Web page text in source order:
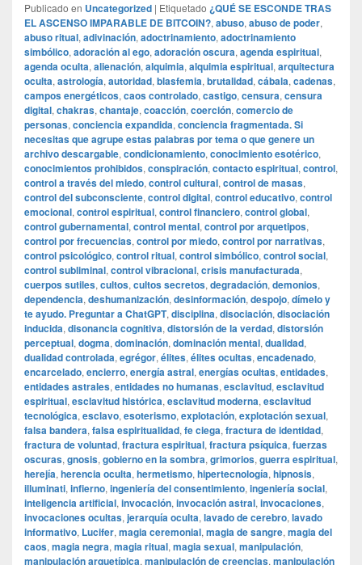
Publicado en Uncategorized | Etiquetado ¿QUÉ SE ESCONDE TRAS
EL ASCENSO IMPARABLE DE BITCOIN?, abuso, abuso de poder,
abuso ritual, adivinación, adoctrinamiento, adoctrinamiento
simbólico, adoración al ego, adoración oscura, agenda espiritual,
agenda oculta, alienación, alquimia, alquimia espiritual, arquitectura
oculta, astrología, autoridad, blasfemia, brutalidad, cábala, cadenas,
campos energéticos, caos controlado, castigo, censura, censura
digital, chakras, chantaje, coacción, coerción, comercio de
personas, conciencia expandida, conciencia fragmentada. Si
necesitas que agrupe estas palabras por tema o que genere un
archivo descargable, condicionamiento, conocimiento esotérico,
conocimientos prohibidos, conspiración, contacto espiritual, control,
control a través del miedo, control cultural, control de masas,
control del subconsciente, control digital, control educativo, control
emocional, control espiritual, control financiero, control global,
control gubernamental, control mental, control por arquetipos,
control por frecuencias, control por miedo, control por narrativas,
control psicológico, control ritual, control simbólico, control social,
control subliminal, control vibracional, crisis manufacturada,
cuerpos sutiles, cultos, cultos secretos, degradación, demonios,
dependencia, deshumanización, desinformación, despojo, dímelo y
te ayudo. Preguntar a ChatGPT, disciplina, disociación, disociación
inducida, disonancia cognitiva, distorsión de la verdad, distorsión
perceptual, dogma, dominación, dominación mental, dualidad,
dualidad controlada, egrégor, élites, élites ocultas, encadenado,
encarcelado, encierro, energía astral, energías ocultas, entidades,
entidades astrales, entidades no humanas, esclavitud, esclavitud
espiritual, esclavitud histórica, esclavitud moderna, esclavitud
tecnológica, esclavo, esoterismo, explotación, explotación sexual,
falsa bandera, falsa espiritualidad, fe ciega, fractura de identidad,
fractura de voluntad, fractura espiritual, fractura psíquica, fuerzas
oscuras, gnosis, gobierno en la sombra, grimorios, guerra espiritual,
herejía, herencia oculta, hermetismo, hipertecnología, hipnosis,
illuminati, infierno, ingeniería del consentimiento, ingeniería social,
inteligencia artificial, invocación, invocación astral, invocaciones,
invocaciones ocultas, jerarquía oculta, lavado de cerebro, lavado
informativo, Lucifer, magia ceremonial, magia de sangre, magia del
caos, magia negra, magia ritual, magia sexual, manipulación,
manipulación arquetípica, manipulación de creencias, manipulación